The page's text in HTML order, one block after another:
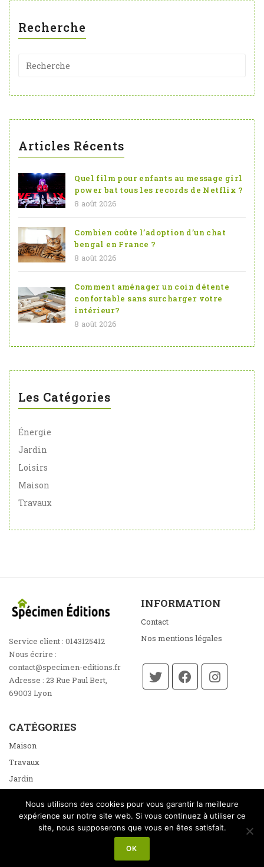
Recherche
Articles Récents
Quel film pour enfants au message girl
power bat tous les records de Netflix ?
8 août 2026
Combien coûte l’adoption d’un chat
bengal en France ?
8 août 2026
Comment aménager un coin détente
confortable sans surcharger votre
intérieur?
8 août 2026
Les Catégories
Énergie
Jardin
Loisirs
Maison
Travaux
Service client : 0143125412
Nous écrire :
contact@specimen-editions.fr
Adresse : 23 Rue Paul Bert,
69003 Lyon
INFORMATION
Contact
Nos mentions légales
CATÉGORIES
Maison
Travaux
Jardin
Loisirs
Spécimen Éditions
Nous utilisons des cookies pour vous garantir la meilleure
expérience sur notre site web. Si vous continuez à utiliser ce
site, nous supposerons que vous en êtes satisfait.
OK